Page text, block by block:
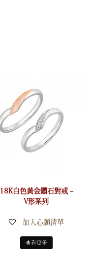
18K白色黃金鑽石對戒 –
V形系列
加入心願清單
查看更多